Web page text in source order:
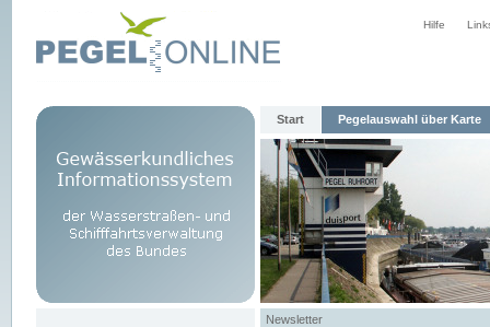
Hilfe
Start Pegelauswahl über Karte
Newsletter